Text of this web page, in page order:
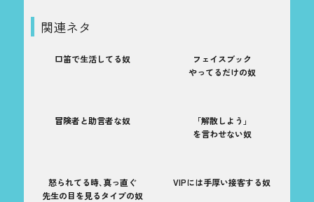
関連ネタ
口笛で生活してる奴
フェイスブック
やってるだけの奴
冒険者と助言者な奴
「解散しよう」
を言わせない奴
怒られてる時､真っ直ぐ
先生の目を見るタイプの奴
VIPには手厚い接客する奴